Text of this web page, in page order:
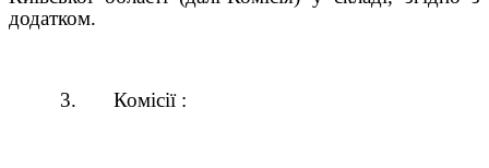
додатком.
3. Комісії :